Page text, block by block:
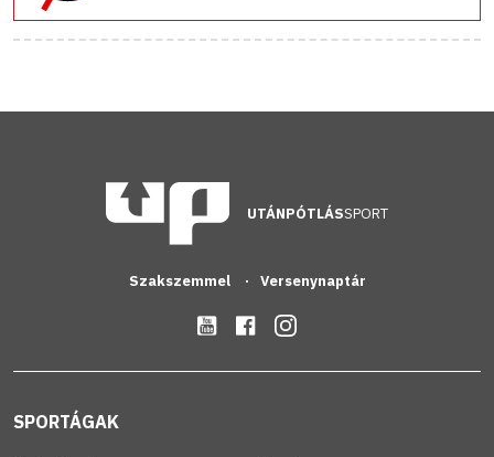
UTÁNPÓTLÁSSPORT
Szakszemmel Versenynaptár
SPORTÁGAK